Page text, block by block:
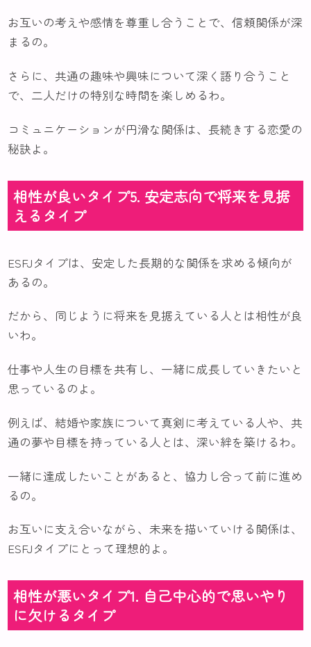
お互いの考えや感情を尊重し合うことで、信頼関係が深
まるの。
さらに、共通の趣味や興味について深く語り合うこと
で、二人だけの特別な時間を楽しめるわ。
コミュニケーションが円滑な関係は、長続きする恋愛の
秘訣よ。
相性が良いタイプ5. 安定志向で将来を見据
えるタイプ
ESFJタイプは、安定した長期的な関係を求める傾向が
あるの。
だから、同じように将来を見据えている人とは相性が良
いわ。
仕事や人生の目標を共有し、一緒に成長していきたいと
思っているのよ。
例えば、結婚や家族について真剣に考えている人や、共
通の夢や目標を持っている人とは、深い絆を築けるわ。
一緒に達成したいことがあると、協力し合って前に進め
るの。
お互いに支え合いながら、未来を描いていける関係は、
ESFJタイプにとって理想的よ。
相性が悪いタイプ1. 自己中心的で思いやり
に欠けるタイプ